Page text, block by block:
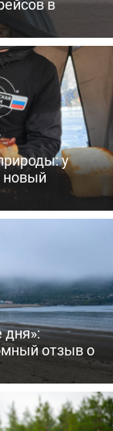
в
у
дня»:
отзыв о